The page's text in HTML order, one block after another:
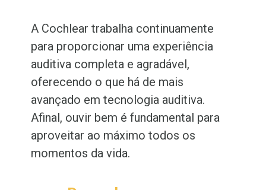
A Cochlear trabalha continuamente
para proporcionar uma experiência
auditiva completa e agradável,
oferecendo o que há de mais
avançado em tecnologia auditiva.
Afinal, ouvir bem é fundamental para
aproveitar ao máximo todos os
momentos da vida.